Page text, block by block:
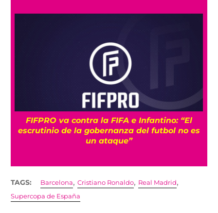
UEFA mantiene la idea de boicotear a la FIFA
pese a sus disculpas: “No cambia nada”
TAGS: Barcelona,Cristiano Ronaldo, Real Madrid,
Supercopa de España